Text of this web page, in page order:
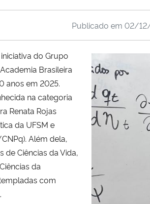
Publicado em 02/
do Grupo
Brasileira
anos em 2025.
na categoria
Renata Rojas
da UFSM e
Além dela,
de Ciências da Vida,
da
com